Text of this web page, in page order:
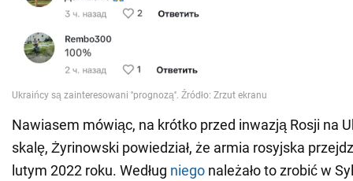
Nawiasem mówiąc, na krótko przed inwazją Rosji na
skalę, Żyrinowski powiedział, że armia rosyjska
lutym 2022 roku. Według niego należało to zrobić w